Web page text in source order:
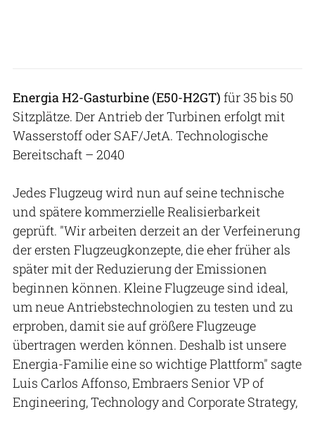
Energia H2-Gasturbine (E50-H2GT) für 35 bis 50
Sitzplätze. Der Antrieb der Turbinen erfolgt mit
Wasserstoff oder SAF/JetA. Technologische
Bereitschaft – 2040
Jedes Flugzeug wird nun auf seine technische
und spätere kommerzielle Realisierbarkeit
geprüft. "Wir arbeiten derzeit an der Verfeinerung
der ersten Flugzeugkonzepte, die eher früher als
später mit der Reduzierung der Emissionen
beginnen können. Kleine Flugzeuge sind ideal,
um neue Antriebstechnologien zu testen und zu
erproben, damit sie auf größere Flugzeuge
übertragen werden können. Deshalb ist unsere
Energia-Familie eine so wichtige Plattform" sagte
Luis Carlos Affonso, Embraers Senior VP of
Engineering, Technology and Corporate Strategy,